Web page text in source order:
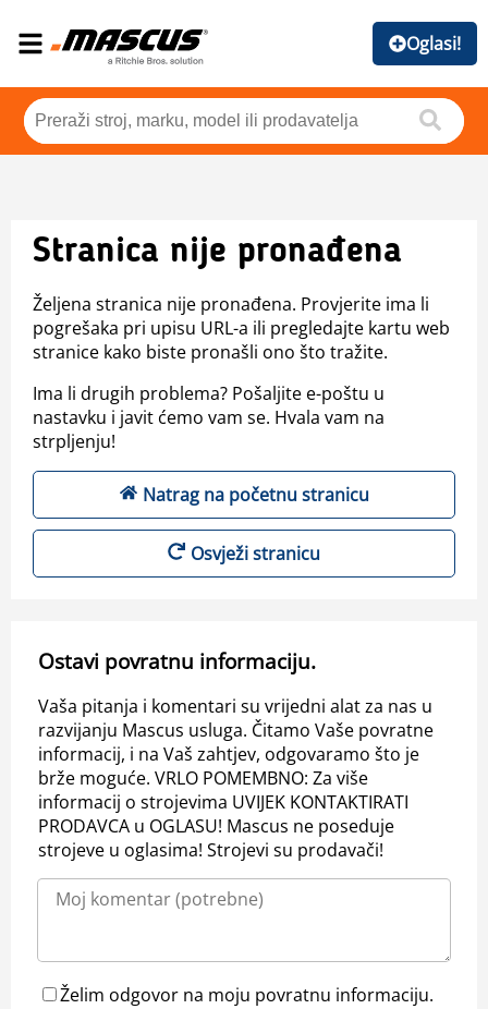
Oglasi!
Stranica nije pronađena
Željena stranica nije pronađena. Provjerite ima li
pogrešaka pri upisu URL-a ili pregledajte kartu web
stranice kako biste pronašli ono što tražite.
Ima li drugih problema? Pošaljite e-poštu u
nastavku i javit ćemo vam se. Hvala vam na
strpljenju!
Natrag na početnu stranicu
Osvježi stranicu
Ostavi povratnu informaciju.
Vaša pitanja i komentari su vrijedni alat za nas u
razvijanju Mascus usluga. Čitamo Vaše povratne
informacij, i na Vaš zahtjev, odgovaramo što je
brže moguće. VRLO POMEMBNO: Za više
informacij o strojevima UVIJEK KONTAKTIRATI
PRODAVCA u OGLASU! Mascus ne poseduje
strojeve u oglasima! Strojevi su prodavači!
Želim odgovor na moju povratnu informaciju.